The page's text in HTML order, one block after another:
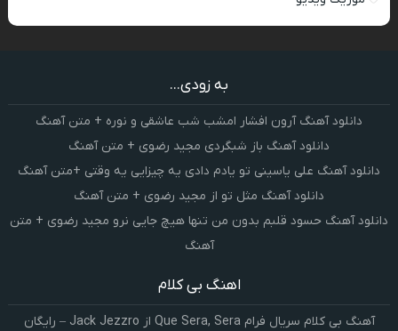
به زودی...
دانلود آهنگ آرون افشار امشب شب عاشقی و نوره + متن آهنگ
دانلود آهنگ باز شبگردی مجید رضوی + متن آهنگ
دانلود آهنگ علی یاسینی تو یادم دادی یه چیزایی یه وقتی +متن آهنگ
دانلود آهنگ مثل تو از مجید رضوی + متن آهنگ
دانلود آهنگ حسود قلبم بدون من تنها هیچ جایی نرو مجید رضوی + متن
آهنگ
اهنگ بی کلام
آهنگ بی کلام سریال فرام Que Sera, Sera از Jack Jezzro – رایگان